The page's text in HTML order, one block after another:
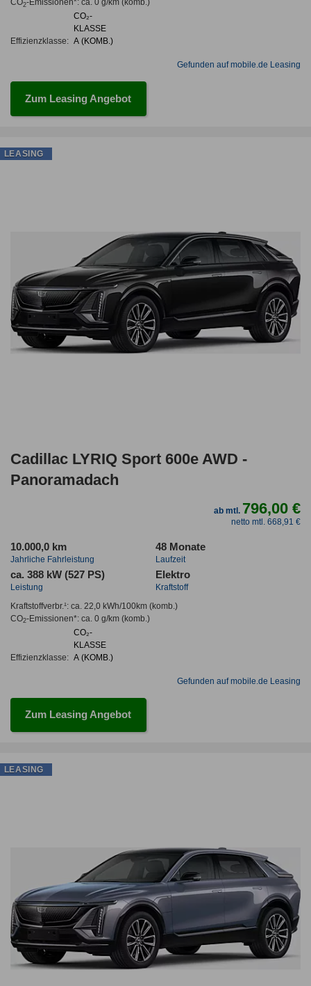
CO2-Emissionen*: ca. 0 g/km(komb.)
Effizienzklasse:
CO₂-
KLASSE
A (KOMB.)
Gefunden auf mobile.de Leasing
Zum Leasing Angebot
Cadillac LYRIQ Sport 600e AWD -
Panoramadach
ab mtl. 796,00 €
netto mtl. 668,91 €
10.000,0 km
Jahrliche Fahrleistung
48 Monate
Laufzeit
ca. 388 kW (527 PS)
Leistung
Elektro
Kraftstoff
Kraftstoffverbr.¹: ca. 22,0 kWh/100km(komb.)
CO2-Emissionen*: ca. 0 g/km(komb.)
Effizienzklasse:
CO₂-
KLASSE
A (KOMB.)
Gefunden auf mobile.de Leasing
Zum Leasing Angebot
LEASING
LEASING